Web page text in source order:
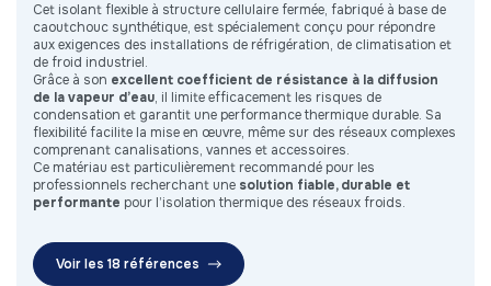
Cet isolant flexible à structure cellulaire fermée, fabriqué à base de
caoutchouc synthétique, est spécialement conçu pour répondre
aux exigences des installations de réfrigération, de climatisation et
de froid industriel.
Grâce à son excellent coefficient de résistance à la diffusion
de la vapeur d’eau, il limite efficacement les risques de
condensation et garantit une performance thermique durable. Sa
flexibilité facilite la mise en œuvre, même sur des réseaux complexes
comprenant canalisations, vannes et accessoires.
Ce matériau est particulièrement recommandé pour les
professionnels recherchant une solution fiable, durable et
performante pour l’isolation thermique des réseaux froids.
Voir les 18 références